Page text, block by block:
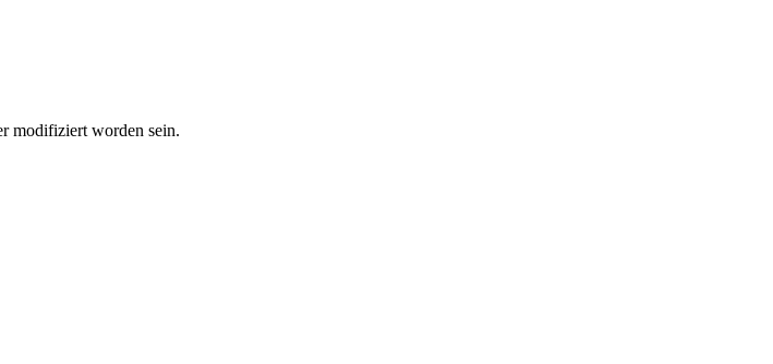
modifiziert worden sein.